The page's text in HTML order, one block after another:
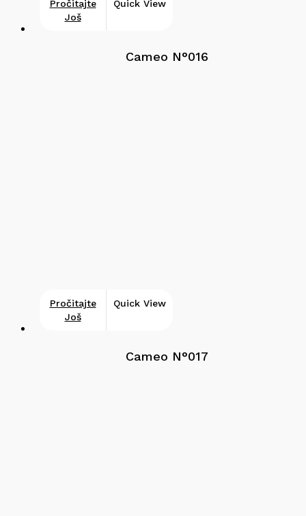
Pročitajte
Još
Quick View
Cameo N°016
Pročitajte
Još
Quick View
Cameo N°017